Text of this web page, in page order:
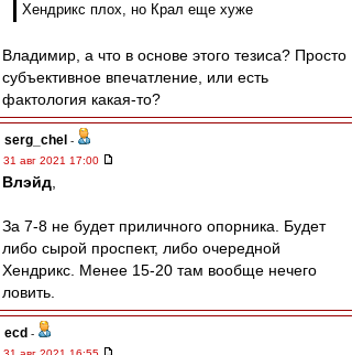
Хендрикс плох, но Крал еще хуже
Владимир, а что в основе этого тезиса? Просто
субъективное впечатление, или есть
фактология какая-то?
serg_chel -
31 авг 2021 17:00
Влэйд
За 7-8 не будет приличного опорника. Будет
либо сырой проспект, либо очередной
Хендрикс. Менее 15-20 там вообще нечего
ловить.
ecd -